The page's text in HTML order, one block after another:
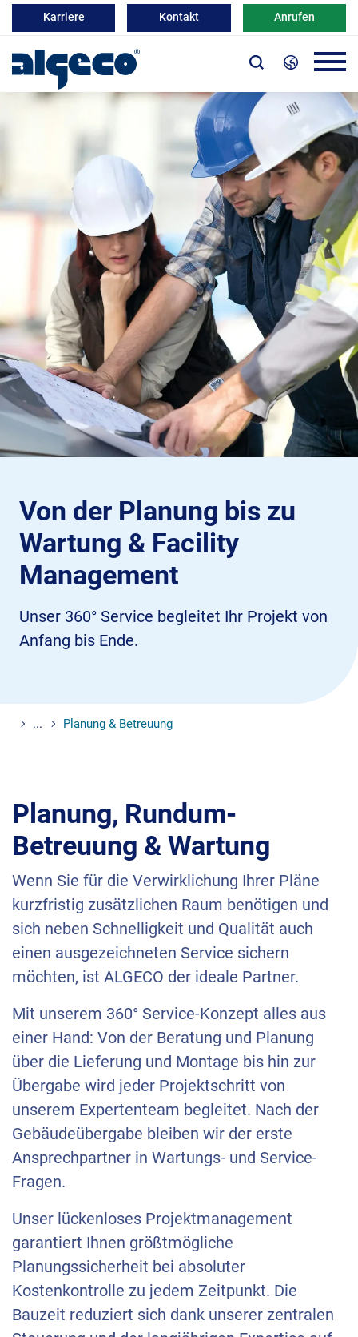
Karriere Kontakt Anrufen
Von der Planung bis zu
Wartung & Facility
Management
Unser 360° Service begleitet Ihr Projekt von
Anfang bis Ende.
... Planung & Betreuung
Planung, Rundum-
Betreuung & Wartung
Wenn Sie für die Verwirklichung Ihrer Pläne
kurzfristig zusätzlichen Raum benötigen und
sich neben Schnelligkeit und Qualität auch
einen ausgezeichneten Service sichern
möchten, ist ALGECO der ideale Partner.
Mit unserem 360° Service-Konzept alles aus
einer Hand: Von der Beratung und Planung
über die Lieferung und Montage bis hin zur
Übergabe wird jeder Projektschritt von
unserem Expertenteam begleitet. Nach der
Gebäudeübergabe bleiben wir der erste
Ansprechpartner in Wartungs- und Service-
Fragen.
Unser lückenloses Projektmanagement
garantiert Ihnen größtmögliche
Planungssicherheit bei absoluter
Kostenkontrolle zu jedem Zeitpunkt. Die
Bauzeit reduziert sich dank unserer zentralen